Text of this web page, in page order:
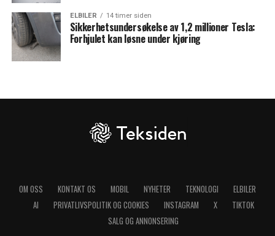
ELBILER 14 timer siden
Sikkerhetsundersøkelse av 1,2 millioner Tesla:
Forhjulet kan løsne under kjøring
OM OSS KONTAKT OS MOBIL NYHETER TEKNOLOGI
ELBILER
AI
PRIVATLIVSPOLITIK OG COOKIES INSTAGRAM X
TIKTOK
SALG OG ANNONSERING